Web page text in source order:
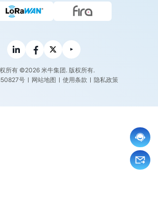
所有 ©2026 米牛集团. 版权所有.
号
网站地图 使用条款 隐私政策